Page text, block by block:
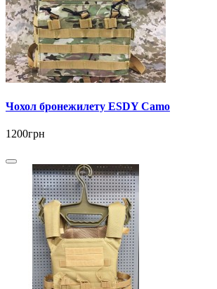
Чохол бронежилету ESDY Camo
1200грн